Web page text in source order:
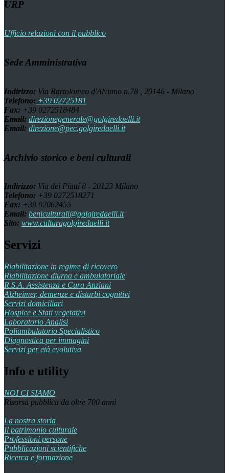
URP
Ufficio relazioni con il pubblico
Sede Amministrativa
Indirizzo: Via Bartolomeo d'Alviano n.78 , 20146 - Milano
Telefono: +39 02725181
Fax: +39 0272518484
Email: direzionegenerale@golgiredaelli.it
Email: direzione@pec.golgiredaelli.it
Archivio storico e beni culturali
Indirizzo: Via dei Piatti 8 - 20123 Milano
Telefono: +39 0272518271
Fax: +39 02062455
Email: beniculturali@golgiredaelli.it
Sito: www.culturagolgiredaelli.it
Servizi
Riabilitazione in regime di ricovero
Riabilitazione diurna e ambulatoriale
R.S.A. Assistenza e Cura Anziani
Alzheimer, demenze e disturbi cognitivi
Servizi domiciliari
Hospice e Stati vegetativi
Laboratorio Analisi
Poliambulatorio Specialistico
Diagnostica per immagini
Servizi per età evolutiva
Info e utility
NOI CI SIAMO
Risorsa pubblica da oltre 700 anni
La nostra storia
Il patrimonio culturale
Professioni persone
Pubblicazioni scientifiche
Ricerca e formazione